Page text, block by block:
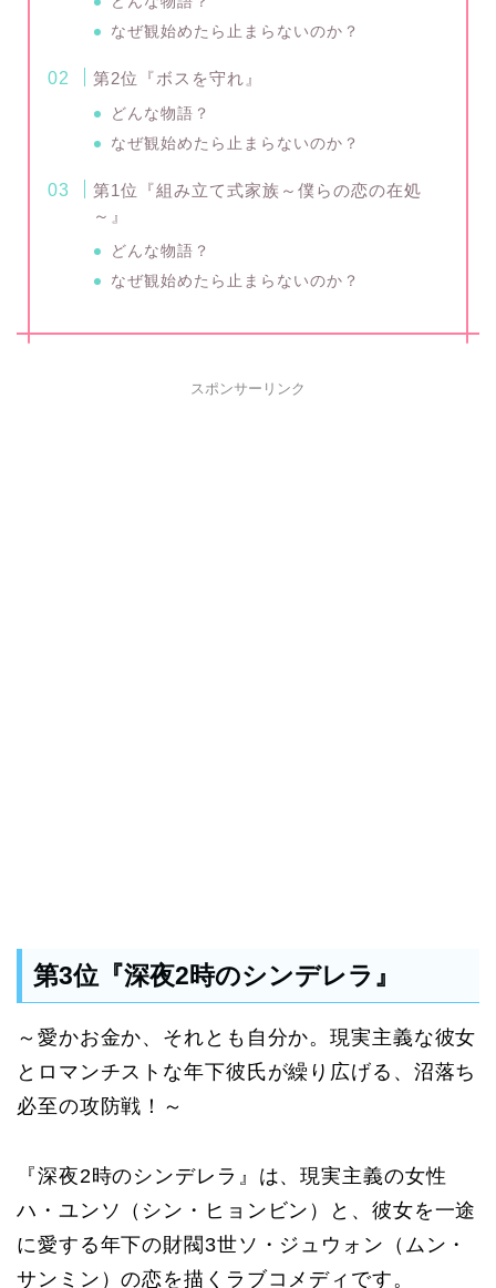
なぜ観始めたら止まらないのか？
第2位『ボスを守れ』
どんな物語？
なぜ観始めたら止まらないのか？
第1位『組み立て式家族～僕らの恋の在処
～』
どんな物語？
なぜ観始めたら止まらないのか？
スポンサーリンク
第3位『深夜2時のシンデレラ』
～愛かお金か、それとも自分か。現実主義な彼女
とロマンチストな年下彼氏が繰り広げる、沼落ち
必至の攻防戦！～
『深夜2時のシンデレラ』は、現実主義の女性
ハ・ユンソ（シン・ヒョンビン）と、彼女を一途
に愛する年下の財閥3世ソ・ジュウォン（ムン・
サンミン）の恋を描くラブコメディです。